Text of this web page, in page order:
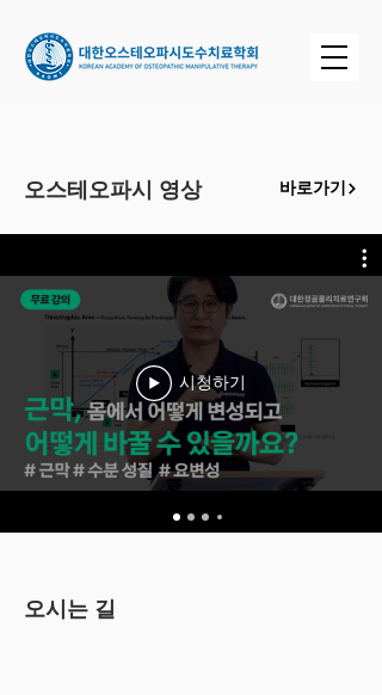
​오스테오파시 영상 바로가기
시청하기
오시는 길